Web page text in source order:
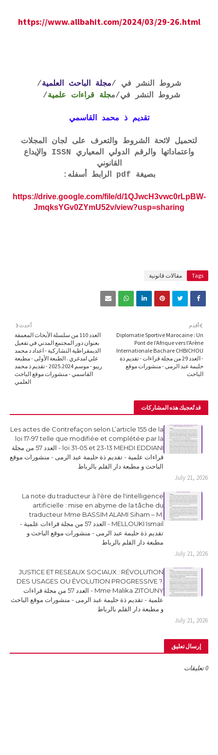
https://www.allbahit.com/2024/03/29-26.html
شروط النشر في /مجلة الباحث العلمية/
شروط النشر في/مجلة قراءات علمية/
تقديم ذ محمد القاسمي
لتحميل لائحة الشروط والتعرف على لجان المجلات
واعتماداتها والرقم الدولي المعياري ISSN والإيداع
القانوني
بصيغة pdf الرابط أسفله:
https://drive.google.com/file/d/1QJwcH3vwc0rLpBW-
JmqksYGv0ZYmU52v/view?usp=sharing
Tags مقالات قانونية
أحدث
العدد 110 من سلسلة الأبحاث المعمقة
بعنوان دور المجتمع المدني في تفعيل
الديمقراطية التشاركية - اعداد د محمد
علي امدغري . الطبعة الأولى - مطبعة
رييو - موسم 2025.2024 - تقديم ذ محمد
القاسمي - منشورات موقع الباحث
العلمي
أقدم
Diplomatie Sportive Marocaine : Un
Pont de l'Afrique vers l'Arène
Internationale Bachare CHBICHOU
- العدد 29 من مجلة قراءات - تقديم ذة
حليمة عبد الرمى - منشورات موقع
الباحث
قد تُعجبك هذه المشاركات
Les actes de Contrefaçon selon L’article 155 de la
loi 17-97 telle que modifiée et complétée par la
loi 31-05 et 23-13 MEHDI EDDIANI - العدد 57 من مجلة
قراءات علمية - تقديم ذة حليمة عبد الرمى - منشورات موقع
الباحث و مطبعة دار القلم بالرباط
July 21, 2026
La note du traducteur à l'ère de l'intelligence
artificielle : mise en abyme de la tâche du
traducteur Mme BASSIM ALAMI Siham – M.
MELLOUKI Ismail - العدد 57 من مجلة قراءات علمية -
تقديم ذة حليمة عبد الرمى - منشورات موقع الباحث و
مطبعة دار القلم بالرباط
July 21, 2026
JUSTICE ET RESEAUX SOCIAUX : RÉVOLUTION
DES USAGES OU ÉVOLUTION PROGRESSIVE ?.
Mme Malika ZITOUNY - العدد 57 من مجلة قراءات
علمية - تقديم ذة حليمة عبد الرمى - منشورات موقع الباحث
و مطبعة دار القلم بالرباط
July 21, 2026
إرسال تعليق
0 تعليقات